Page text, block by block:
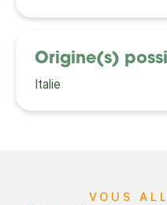
Origine(s)
Italie
VOUS